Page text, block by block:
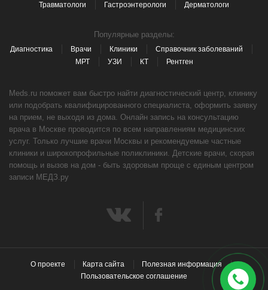
Травматологи
Гастроэнтерологи Дерматологи
Популярные разделы:
Диагностика Врачи Клиники
Справочник заболеваний
МРТ
УЗИ КТ Рентген
Meds.ru поможет вам быстро найти диагностический центр, клинику
или подобрать квалифицированного специалиста, оформить заявку
на прием, не выходя из дома. Онлайн запись на консультацию
врача в Москве проводится по всем направлениям медицинских
услуг. Только лучшие врачи Москвы и рекомендуемые частные
клиники и широкопрофильные поликлиники. Детские врачи, скорая
помощь и вызов на дом - быть здоровым проще с единым центром
записи МЕДЗ.ру
О проекте Карта сайта
Полезная информация
Пользовательское соглашение